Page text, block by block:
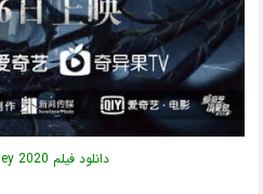
دانلود فیلم Fatal Journey 2020